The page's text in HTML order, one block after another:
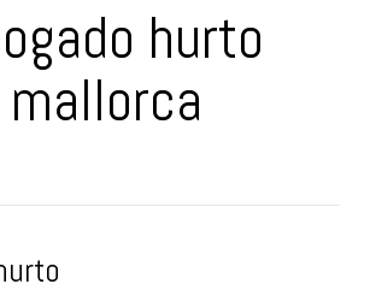
hurto
mallorca